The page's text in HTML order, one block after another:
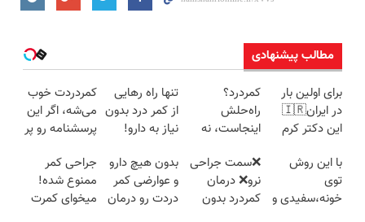
مطالب پیشنهادی
برای اولین بار
در ایران🇮🇷
این دکتر کرم
روزه ساخت!
کمردرد؟
راه‌حلش
اینجاست، نه
تنها راه رهایی
از کمر درد بدون
نیاز به دارو!
کمردردت خوب
می‌شه، اگر این
پرسشنامه رو پر
با این روش
توی
خونه،سفیدی و
❌سمت جراحی
نرو❌ درمان
کمردرد بدون
بدون هیچ دارو
و عوارضی کمر
دردت رو درمان
جراحی کمر
ممنوع شده!
میخوای کمرت